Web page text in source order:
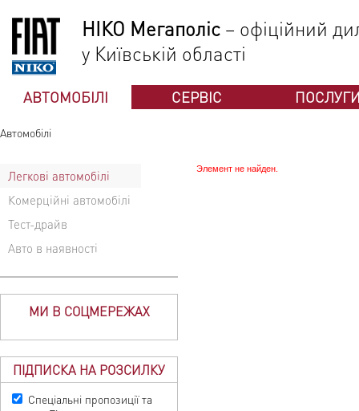
НІКО Мегаполіс – офіційний
у Київській області
АВТОМОБІЛІ СЕРВІС
Автомобілі
Легкові автомобілі
Комерційні автомобілі
Тест-драйв
Авто в наявності
МИ В СОЦМЕРЕЖАХ
ПІДПИСКА НА РОЗСИЛКУ
Спеціальні пропозиції та
Элемент не найден.